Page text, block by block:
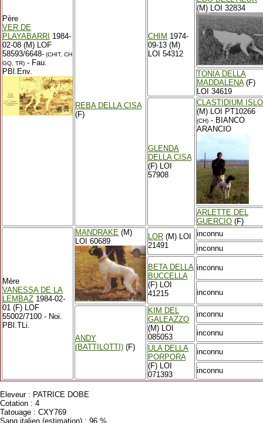
Père
VER DE
PLAYABARRI 1984-
02-08 (M) LOF
58593/6648- (CHIT, CH
GQ, TR) - Fau.
PBl.Env.
REBA DELLA CISA
(F)
CHIM 1974-
09-13 (M)
LOI 54312
(M) LOI 32834
TONIA DELLA
MADDALENA(F)
LOI 34619
GLENDA
DELLA CISA
(F) LOI
57908
CLASTIDIUM ISLO
(M) LOI PT10266
(CH) - BIANCO
ARANCIO
ARLETTE DEL
GUERCIO (F)
Mère
VANESSA DE LA
LEMBAZ 1984-02-
01 (F) LOF
55002/7100 - Noi.
PBl.TLi.
MANDRAKE (M)
LOI 60689
LOR (M) LOI
21491
inconnu
inconnu
BETA DELLA
BUCCELLA
(F) LOI
41215
inconnu
inconnu
ANDY
(BATTILOTTI) (F)
KIM DEL
GALEAZZO
(M) LOI
085053
inconnu
inconnu
ULA DELLA
PORPORA
(F) LOI
071393
inconnu
inconnu
Eleveur : PATRICE DOBE
Cotation : 4
Tatouage : CXY769
Sang italien (estimation) : 96 %